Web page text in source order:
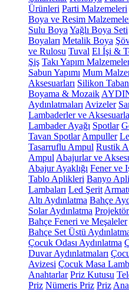
Ürünleri Parti Malzemeleri
Boya ve Resim
Sulu Boya Yağlı Boya Seti
Boyaları Metalik Boya
ve Rulosu Tuval El İşi &
Şiş Takı Yapım
Sabun Yapımı Mum
Aksesuarları Silikon
Boyama & Mozaik
Aydınlatmaları Avizeler
Lambaderler ve
Lambader Ayağı Spotlar
Tavan Spotlar Ampuller
Tasarruflu Ampul Rustik
Ampul Abajurlar ve
Abajur Ayaklığı Fener ve
Tablo Aplikleri Banyo
Lambaları Led Şerit
Altı Aydınlatma Bahçe
Solar Aydınlatma
Bahçe Feneri ve Meşaleler
Bahçe Set Üstü
Çocuk Odası Aydınlatma
Duvar Aydınlatmaları
Avizesi Çocuk Masa
Anahtarlar Priz Kutusu
Priz Nümeris Priz Priz